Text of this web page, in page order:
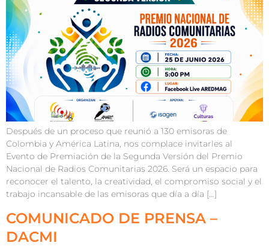
Después de un proceso que reunió a 130 emisoras de
Colombia y América Latina, nos complace invitarles al
Evento de Premiación de la Segunda Versión del Premio
Nacional de Radios Comunitarias 2026. Será un espacio para
reconocer el talento, la creatividad, el compromiso social y el
trabajo incansable de las emisoras que día a día […]
COMUNICADO DE PRENSA –
DACMI